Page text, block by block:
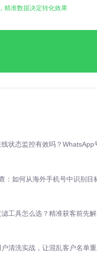
精准数据决定转化效果
状态监控有效吗？
：如何从海外手机号中识别目
工具怎么选？精准获客前先
清洗实战，让混乱客户名单